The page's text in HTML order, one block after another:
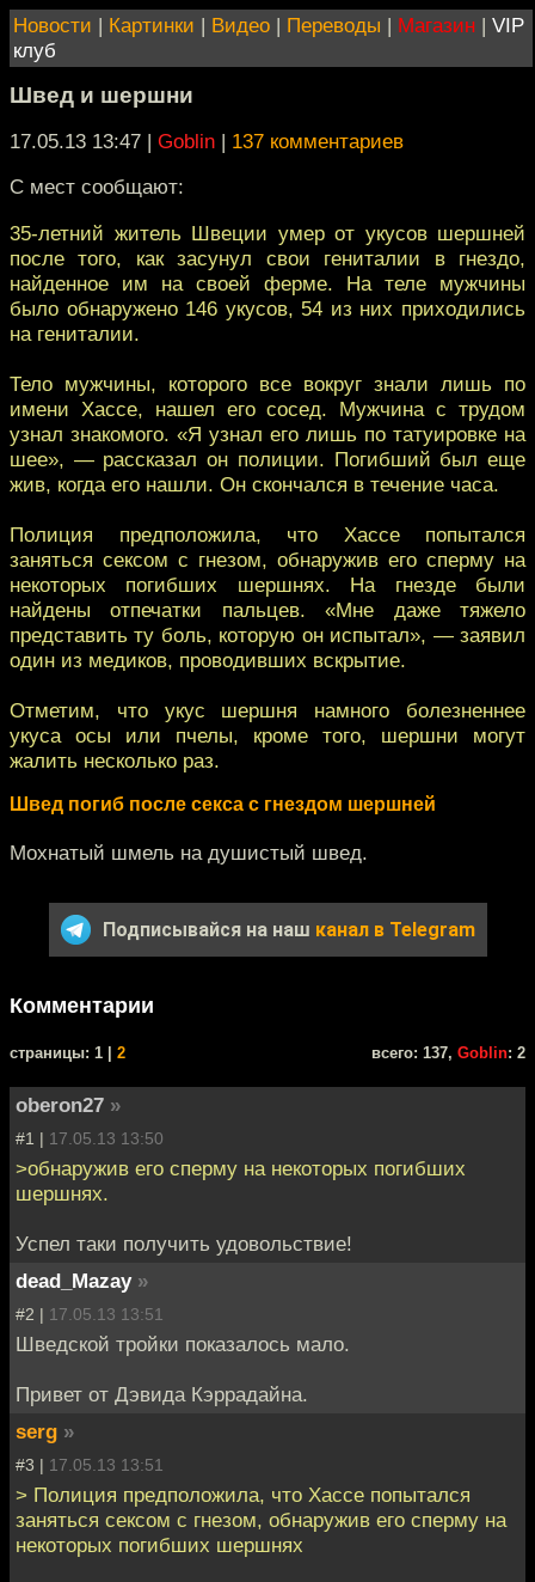
Новости | Картинки | Видео | Переводы | Магазин | VIP
клуб
Швед и шершни
17.05.13 13:47 | Goblin | 137 комментариев
С мест сообщают:
35-летний житель Швеции умер от укусов шершней
после того, как засунул свои гениталии в гнездо,
найденное им на своей ферме. На теле мужчины
было обнаружено 146 укусов, 54 из них приходились
на гениталии.
Тело мужчины, которого все вокруг знали лишь по
имени Хассе, нашел его сосед. Мужчина с трудом
узнал знакомого. «Я узнал его лишь по татуировке на
шее», — рассказал он полиции. Погибший был еще
жив, когда его нашли. Он скончался в течение часа.
Полиция предположила, что Хассе попытался
заняться сексом с гнезом, обнаружив его сперму на
некоторых погибших шершнях. На гнезде были
найдены отпечатки пальцев. «Мне даже тяжело
представить ту боль, которую он испытал», — заявил
один из медиков, проводивших вскрытие.
Отметим, что укус шершня намного болезненнее
укуса осы или пчелы, кроме того, шершни могут
жалить несколько раз.
Швед погиб после секса с гнездом шершней
Мохнатый шмель на душистый швед.
Подписывайся на наш канал в Telegram
Комментарии
cтраницы: 1 | 2 всего: 137, Goblin: 2
oberon27 »
#1 | 17.05.13 13:50
>обнаружив его сперму на некоторых погибших
шершнях.
Успел таки получить удовольствие!
dead_Mazay »
#2 | 17.05.13 13:51
Шведской тройки показалось мало.
Привет от Дэвида Кэррадайна.
serg »
#3 | 17.05.13 13:51
> Полиция предположила, что Хассе попытался
заняться сексом с гнезом, обнаружив его сперму на
некоторых погибших шершнях